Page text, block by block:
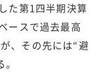
た第1四半期決算
ースで過去最高
、その先には“避